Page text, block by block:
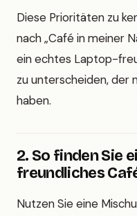
Diese Prioritäten zu
nach „Café in meiner
ein echtes Laptop-
zu unterscheiden, der
haben.
2. So finden Sie
freundliches
Nutzen Sie eine